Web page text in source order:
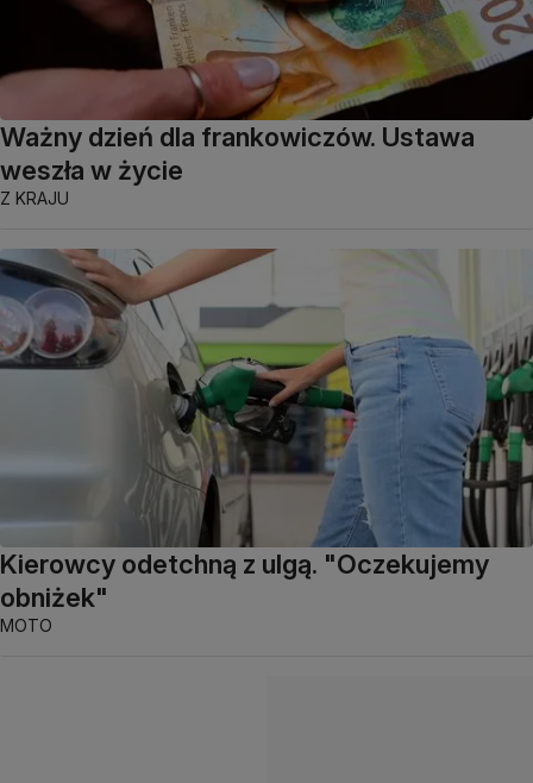
Ważny dzień dla frankowiczów. Ustawa
weszła w życie
Z KRAJU
Kierowcy odetchną z ulgą. "Oczekujemy
obniżek"
MOTO